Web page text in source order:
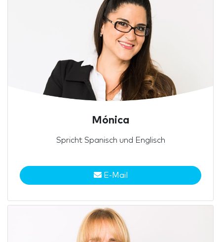
Mónica
Spricht Spanisch und Englisch
E-Mail